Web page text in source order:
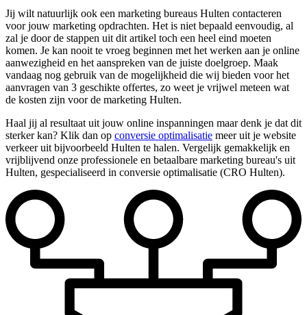
Jij wilt natuurlijk ook een marketing bureaus Hulten contacteren
voor jouw marketing opdrachten. Het is niet bepaald eenvoudig, al
zal je door de stappen uit dit artikel toch een heel eind moeten
komen. Je kan nooit te vroeg beginnen met het werken aan je online
aanwezigheid en het aanspreken van de juiste doelgroep. Maak
vandaag nog gebruik van de mogelijkheid die wij bieden voor het
aanvragen van 3 geschikte offertes, zo weet je vrijwel meteen wat
de kosten zijn voor de marketing Hulten.
Haal jij al resultaat uit jouw online inspanningen maar denk je dat dit
sterker kan? Klik dan op conversie optimalisatie meer uit je website
verkeer uit bijvoorbeeld Hulten te halen. Vergelijk gemakkelijk en
vrijblijvend onze professionele en betaalbare marketing bureau's uit
Hulten, gespecialiseerd in conversie optimalisatie (CRO Hulten).